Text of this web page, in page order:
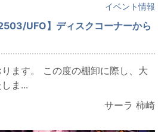
イベント情報
UFO】ディスクコーナーから
ます。 この度の棚卸に際し、大
ま...
サーラ 柿崎